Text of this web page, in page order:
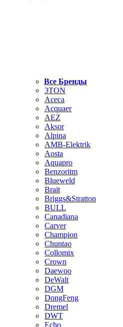
Все Бренды
3TON
Aceca
Acquaer
AEZ
Aksor
Alpina
AMB-Elektrik
Aosta
Aquapro
Benzoritm
Blueweld
Brait
Briggs&Stratton
BULL
Canadiana
Carver
Champion
Chuntao
Collomix
Crown
Daewoo
DeWalt
DGM
DongFeng
Dremel
DWT
Echo